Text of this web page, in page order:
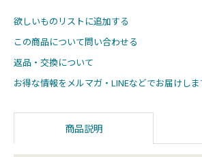
欲しいものリストに追加する
この商品について問い合わせる
返品・交換について
お得な情報をメルマガ・LINEなどでお届けしま
商品説明